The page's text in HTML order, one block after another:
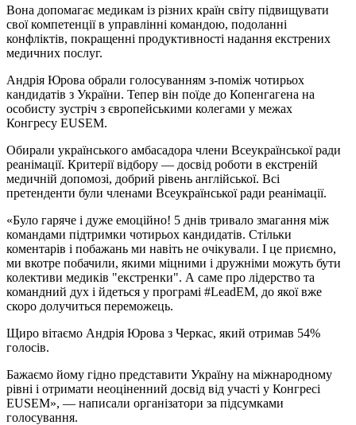
Вона допомагає медикам із різних країн світу підвищувати
свої компетенції в управлінні командою, подоланні
конфліктів, покращенні продуктивності надання екстрених
медичних послуг.
Андрія Юрова обрали голосуванням з-поміж чотирьох
кандидатів з України. Тепер він поїде до Копенгагена на
особисту зустріч з європейськими колегами у межах
Конгресу EUSEM.
Обирали українського амбасадора члени Всеукраїнської ради
реанімації. Критерії відбору — досвід роботи в екстреній
медичній допомозі, добрий рівень англійської. Всі
претенденти були членами Всеукраїнської ради реанімації.
«Було гаряче і дуже емоційно! 5 днів тривало змагання між
командами підтримки чотирьох кандидатів. Стільки
коментарів і побажань ми навіть не очікували. І це приємно,
ми вкотре побачили, якими міцними і дружніми можуть бути
колективи медиків "екстренки". А саме про лідерство та
командний дух і йдеться у програмі #LeadEM, до якої вже
скоро долучиться переможець.
Щиро вітаємо Андрія Юрова з Черкас, який отримав 54%
голосів.
Бажаємо йому гідно представити Україну на міжнародному
рівні і отримати неоціненний досвід від участі у Конгресі
EUSEM», — написали організатори за підсумками
голосування.